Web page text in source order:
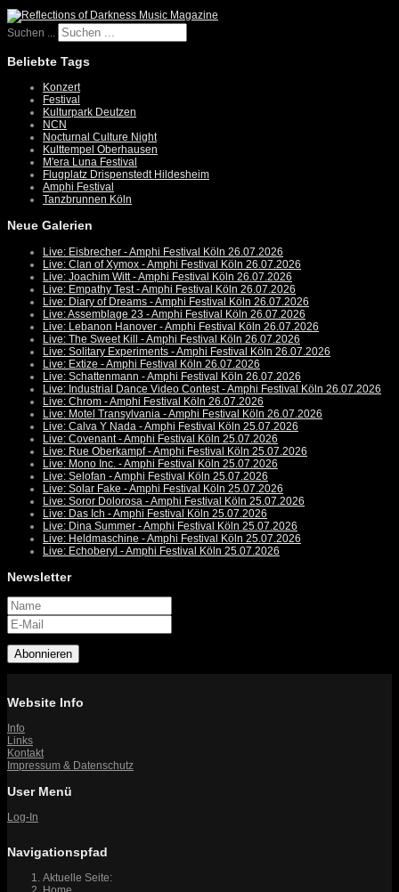
Suchen ...
Beliebte Tags
Konzert
Festival
Kulturpark Deutzen
NCN
Nocturnal Culture Night
Kulttempel Oberhausen
M'era Luna Festival
Flugplatz Drispenstedt Hildesheim
Amphi Festival
Tanzbrunnen Köln
Neue Galerien
Live: Eisbrecher - Amphi Festival Köln 26.07.2026
Live: Clan of Xymox - Amphi Festival Köln 26.07.2026
Live: Joachim Witt - Amphi Festival Köln 26.07.2026
Live: Empathy Test - Amphi Festival Köln 26.07.2026
Live: Diary of Dreams - Amphi Festival Köln 26.07.2026
Live: Assemblage 23 - Amphi Festival Köln 26.07.2026
Live: Lebanon Hanover - Amphi Festival Köln 26.07.2026
Live: The Sweet Kill - Amphi Festival Köln 26.07.2026
Live: Solitary Experiments - Amphi Festival Köln 26.07.2026
Live: Extize - Amphi Festival Köln 26.07.2026
Live: Schattenmann - Amphi Festival Köln 26.07.2026
Live: Industrial Dance Video Contest - Amphi Festival Köln 26.07.2026
Live: Chrom - Amphi Festival Köln 26.07.2026
Live: Motel Transylvania - Amphi Festival Köln 26.07.2026
Live: Calva Y Nada - Amphi Festival Köln 25.07.2026
Live: Covenant - Amphi Festival Köln 25.07.2026
Live: Rue Oberkampf - Amphi Festival Köln 25.07.2026
Live: Mono Inc. - Amphi Festival Köln 25.07.2026
Live: Selofan - Amphi Festival Köln 25.07.2026
Live: Solar Fake - Amphi Festival Köln 25.07.2026
Live: Soror Dolorosa - Amphi Festival Köln 25.07.2026
Live: Das Ich - Amphi Festival Köln 25.07.2026
Live: Dina Summer - Amphi Festival Köln 25.07.2026
Live: Heldmaschine - Amphi Festival Köln 25.07.2026
Live: Echoberyl - Amphi Festival Köln 25.07.2026
Newsletter
Abonnieren
Website Info
Info
Links
Kontakt
Impressum & Datenschutz
User Menü
Log-In
Navigationspfad
Aktuelle Seite: